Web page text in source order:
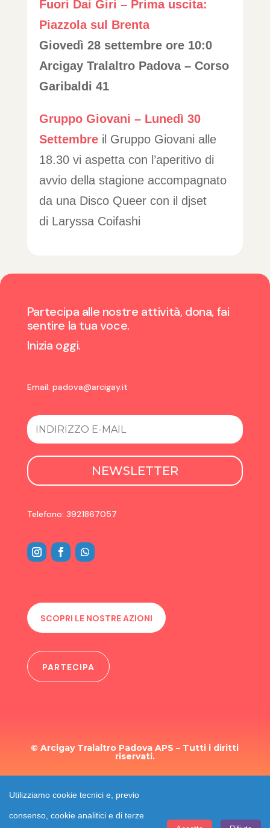
Fuori Dai Giri – Prima uscita:
Piazzola sul Brenta
Giovedì 28 settembre ore 10:0
Arcigay Tralaltro Padova – Corso
Garibaldi 41
Gruppo Giovani – Lunedì 30
Settembreil Gruppo Giovani alle
18.30 vi aspetta con l’aperitivo di
avvio della stagione accompagnato
da una Disco Queer con il djset
di Laryssa Coifashi
Partecipa alle nostre attività, dona, fai
sentire la tua voce.
Inizia oggi.
Email: padova@arcigay.it
NEWSLETTER
Telefono: 3921867057
SCOPRI LE NOSTRE AZIONI
PARTECIPA
© Arcigay Tralaltro Padova APS – Tutti i diritti
riservati.
Utilizziamo cookie tecnici e, previo
consenso, cookie analitici e di terze